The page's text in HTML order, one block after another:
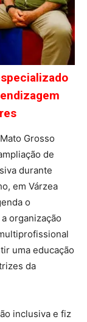
Grosso
de
durante
em Várzea
o
organização
uma educação
da
inclusiva e fiz